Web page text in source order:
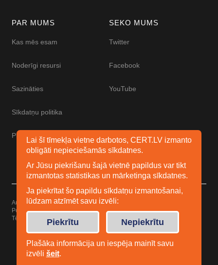
PAR MUMS
Kas mēs esam
Noderīgi resursi
Sazināties
Sīkdatņu politika
Piekļūstamības paziņojums
SEKO MUMS
Twitter
Facebook
YouTube
Autortiesības © 2026 Esidrošs
Powered byWordPress
Tēma: Uku noElmastudio
Lai šī tīmekļa vietne darbotos, CERT.LV izmanto
obligāti nepieciešamās sīkdatnes.
Ar Jūsu piekrišanu šajā vietnē papildus var tikt
izmantotas statistikas un mārketinga sīkdatnes.
Ja piekrītat šo papildu sīkdatņu izmantošanai,
lūdzam atzīmēt savu izvēli:
Piekrītu Nepiekrītu
Plašāka informācija un iespēja mainīt savu
izvēli šeit.